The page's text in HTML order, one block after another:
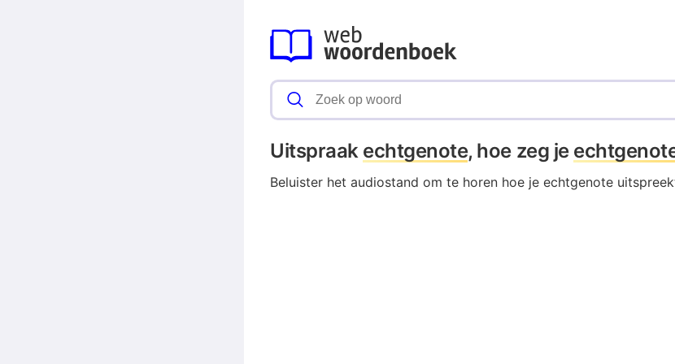
Uitspraak echtgenote, hoe zeg je
Beluister het audiostand om te horen hoe je echtgenote